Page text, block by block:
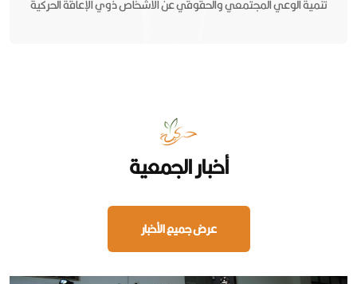
تنمية الوعي المجتمعي والحقوقي عن الأشخاص ذوي الإعاقة الحركية
أخبار الجمعية
عرض جميع الأخبار